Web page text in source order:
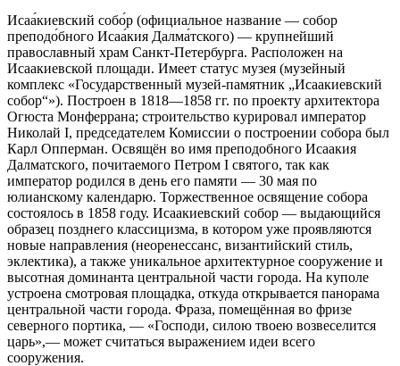
Исаа́киевский собо́р (официальное название — собор
преподо́бного Исаа́кия Далма́тского) — крупнейший
православный храм Санкт-Петербурга. Расположен на
Исаакиевской площади. Имеет статус музея (музейный
комплекс «Государственный музей-памятник „Исаакиевский
собор“»). Построен в 1818—1858 гг. по проекту архитектора
Огюста Монферрана; строительство курировал император
Николай I, председателем Комиссии о построении собора был
Карл Опперман. Освящён во имя преподобного Исаакия
Далматского, почитаемого Петром I святого, так как
император родился в день его памяти — 30 мая по
юлианскому календарю. Торжественное освящение собора
состоялось в 1858 году. Исаакиевский собор — выдающийся
образец позднего классицизма, в котором уже проявляются
новые направления (неоренессанс, византийский стиль,
эклектика), а также уникальное архитектурное сооружение и
высотная доминанта центральной части города. На куполе
устроена смотровая площадка, откуда открывается панорама
центральной части города. Фраза, помещённая во фризе
северного портика, — «Господи, силою твоею возвеселится
царь»,— может считаться выражением идеи всего
сооружения.